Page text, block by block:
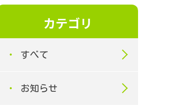
カテゴリ
すべて
お知らせ